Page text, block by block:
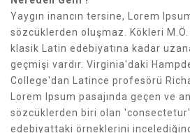
Yaygın inancın tersine, Lorem
sözcüklerden oluşmaz. Kökleri
klasik Latin edebiyatına kadar
geçmişi vardır. Virginia'daki
College'dan Latince profesörü
Lorem Ipsum pasajında geçen ve
sözcüklerden biri olan
edebiyattaki örneklerini